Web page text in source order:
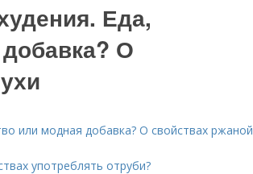
Еда,
О
или модная добавка? О свойствах ржаной
употреблять отруби?